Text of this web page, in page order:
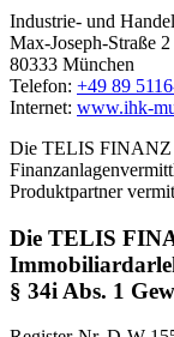
Industrie- und
Max-Joseph-Straße 2
80333 München
Telefon: +49 89
Internet: www.ihk-
Die TELIS FINANZ
Produktpartner
Die TELIS
§ 34i Abs. 1